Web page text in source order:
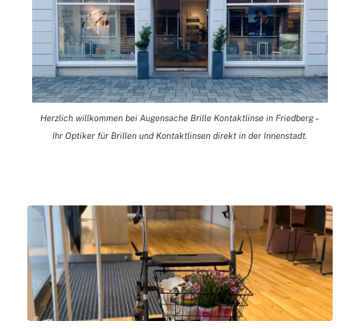
Herzlich willkommen bei Augensache Brille Kontaktlinse in Friedberg –
Ihr Optiker für Brillen und Kontaktlinsen direkt in der Innenstadt.